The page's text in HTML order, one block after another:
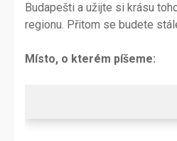
Budapešti a užijte si krásu
regionu. Přitom se budete
Místo, o kterém píšeme: